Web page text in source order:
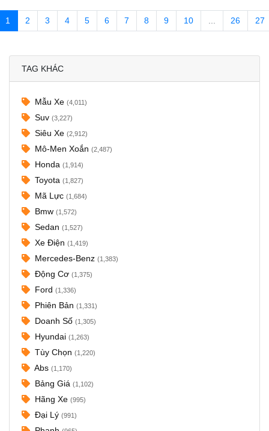
1 2 3 4 5 6 7 8 9 10 26 27
TAG KHÁC
Mẫu Xe (4,011)
Suv (3,227)
Siêu Xe (2,912)
Mô-Men Xoắn (2,487)
Honda (1,914)
Toyota (1,827)
Mã Lực (1,684)
Bmw (1,572)
Sedan (1,527)
Xe Điện (1,419)
Mercedes-Benz (1,383)
Động Cơ (1,375)
Ford (1,336)
Phiên Bản (1,331)
Doanh Số (1,305)
Hyundai (1,263)
Tùy Chọn (1,220)
Abs (1,170)
Bảng Giá (1,102)
Hãng Xe (995)
Đại Lý (991)